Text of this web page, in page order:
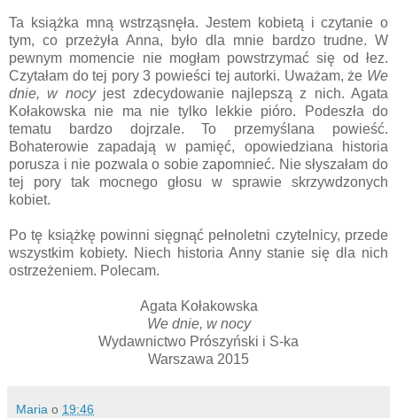
Ta książka mną wstrząsnęła. Jestem kobietą i czytanie o
tym, co przeżyła Anna, było dla mnie bardzo trudne. W
pewnym momencie nie mogłam powstrzymać się od łez.
Czytałam do tej pory 3 powieści tej autorki. Uważam, że We
dnie, w nocyjest zdecydowanie najlepszą z nich. Agata
Kołakowska nie ma nie tylko lekkie pióro. Podeszła do
tematu bardzo dojrzale. To przemyślana powieść.
Bohaterowie zapadają w pamięć, opowiedziana historia
porusza i nie pozwala o sobie zapomnieć. Nie słyszałam do
tej pory tak mocnego głosu w sprawie skrzywdzonych
kobiet.
Po tę książkę powinni sięgnąć pełnoletni czytelnicy, przede
wszystkim kobiety. Niech historia Anny stanie się dla nich
ostrzeżeniem. Polecam.
Agata Kołakowska
We dnie, w nocy
Wydawnictwo Prószyński i S-ka
Warszawa 2015
Maria o 19:46